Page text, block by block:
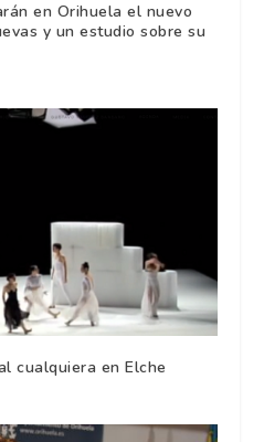
en Orihuela el nuevo
y un estudio sobre su
cualquiera en Elche